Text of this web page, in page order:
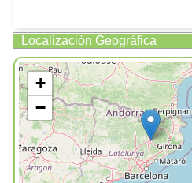
Localización Geográfica
+
−